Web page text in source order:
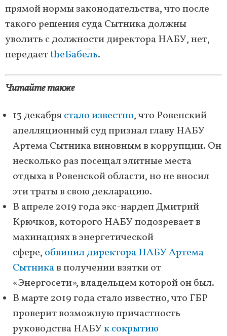
прямой нормы законодательства, что после
такого решения суда Сытника должны
уволить с должности директора НАБУ, нет,
передаетtheБабель.
Читайте также
13 декабрястало известно, что Ровенский
апелляционный суд признал главу НАБУ
Артема Сытника виновным в коррупции. Он
несколько раз посещал элитные места
отдыха в Ровенской области, но не вносил
эти траты в свою декларацию.
В апреле 2019 года экс-нардеп Дмитрий
Крючков, которого НАБУ подозревает в
махинациях в энергетической
сфере, обвинил директора НАБУ Артема
Сытникав получении взятки от
«Энергосети», владельцем которой он был.
В марте 2019 года стало известно, что ГБР
проверит возможную причастность
руководства НАБУк сокрытию